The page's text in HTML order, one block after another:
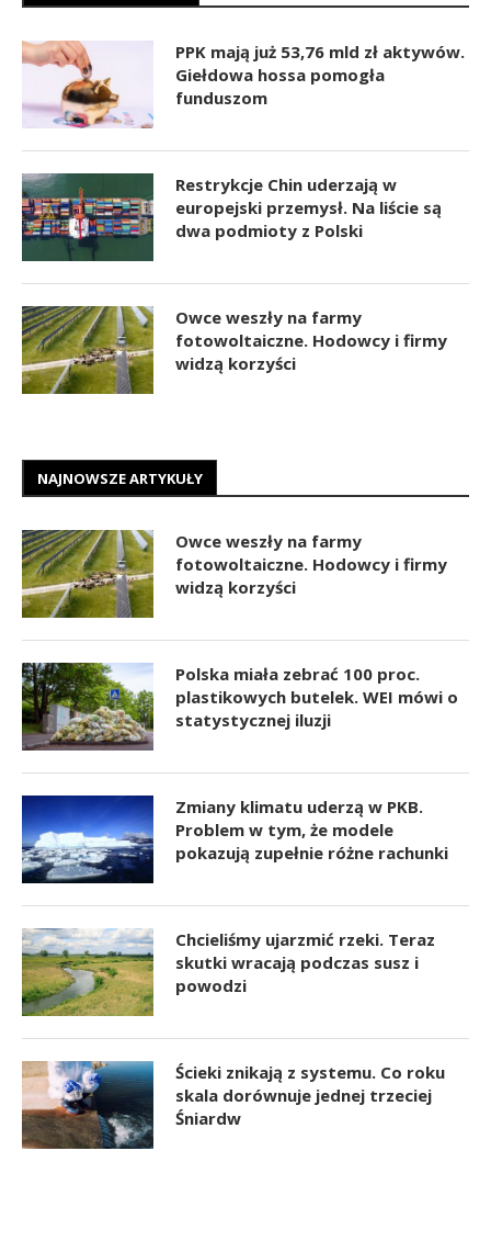
PPK mają już 53,76 mld zł aktywów.
Giełdowa hossa pomogła
funduszom
Restrykcje Chin uderzają w
europejski przemysł. Na liście są
dwa podmioty z Polski
Owce weszły na farmy
fotowoltaiczne. Hodowcy i firmy
widzą korzyści
NAJNOWSZE ARTYKUŁY
Owce weszły na farmy
fotowoltaiczne. Hodowcy i firmy
widzą korzyści
Polska miała zebrać 100 proc.
plastikowych butelek. WEI mówi o
statystycznej iluzji
Zmiany klimatu uderzą w PKB.
Problem w tym, że modele
pokazują zupełnie różne rachunki
Chcieliśmy ujarzmić rzeki. Teraz
skutki wracają podczas susz i
powodzi
Ścieki znikają z systemu. Co roku
skala dorównuje jednej trzeciej
Śniardw